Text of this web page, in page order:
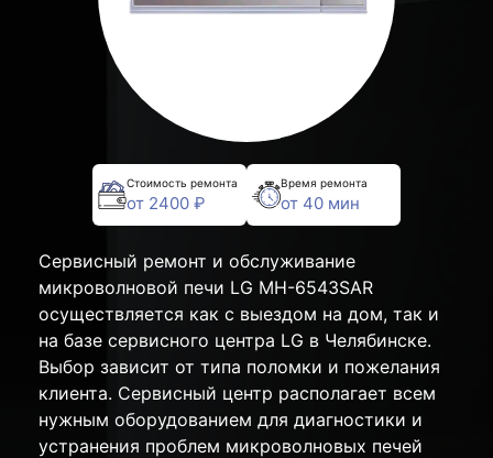
Стоимость ремонта
от 2400 ₽
Время ремонта
от 40 мин
Сервисный ремонт и обслуживание
микроволновой печи LG MH-6543SAR
осуществляется как с выездом на дом, так и
на базе сервисного центра LG в Челябинске.
Выбор зависит от типа поломки и пожелания
клиента. Сервисный центр располагает всем
нужным оборудованием для диагностики и
устранения проблем микроволновых печей